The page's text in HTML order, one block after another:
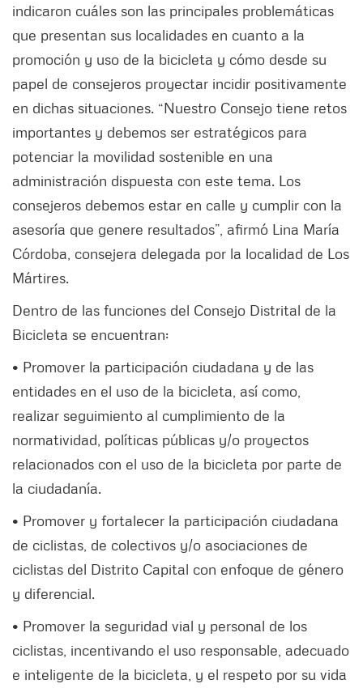
indicaron cuáles son las principales problemáticas
que presentan sus localidades en cuanto a la
promoción y uso de la bicicleta y cómo desde su
papel de consejeros proyectar incidir positivamente
en dichas situaciones. “Nuestro Consejo tiene retos
importantes y debemos ser estratégicos para
potenciar la movilidad sostenible en una
administración dispuesta con este tema. Los
consejeros debemos estar en calle y cumplir con la
asesoría que genere resultados”, afirmó Lina María
Córdoba, consejera delegada por la localidad de Los
Mártires.
Dentro de las funciones del Consejo Distrital de la
Bicicleta se encuentran:
• Promover la participación ciudadana y de las
entidades en el uso de la bicicleta, así como,
realizar seguimiento al cumplimiento de la
normatividad, políticas públicas y/o proyectos
relacionados con el uso de la bicicleta por parte de
la ciudadanía.
• Promover y fortalecer la participación ciudadana
de ciclistas, de colectivos y/o asociaciones de
ciclistas del Distrito Capital con enfoque de género
y diferencial.
• Promover la seguridad vial y personal de los
ciclistas, incentivando el uso responsable, adecuado
e inteligente de la bicicleta, y el respeto por su vida